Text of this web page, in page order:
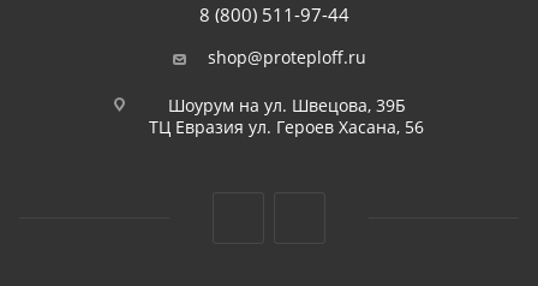
8 (800) 511-97-44
shop@proteploff.ru
Шоурум на ул. Швецова, 39Б
ТЦ Евразия ул. Героев Хасана, 56